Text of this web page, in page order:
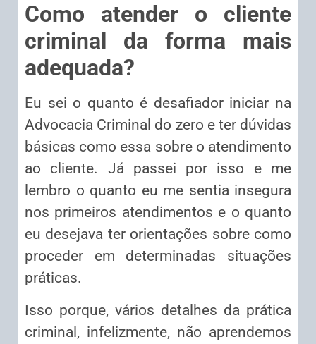
Como atender o cliente
criminal da forma mais
adequada?
Eu sei o quanto é desafiador iniciar na
Advocacia Criminal do zero e ter dúvidas
básicas como essa sobre o atendimento
ao cliente. Já passei por isso e me
lembro o quanto eu me sentia insegura
nos primeiros atendimentos e o quanto
eu desejava ter orientações sobre como
proceder em determinadas situações
práticas.
Isso porque, vários detalhes da prática
criminal, infelizmente, não aprendemos